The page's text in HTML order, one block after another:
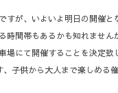
すが、いよいよ明日の開催と
時間帯もあるかも知れません
場にて開催することを決定致
子供から大人まで楽しめる